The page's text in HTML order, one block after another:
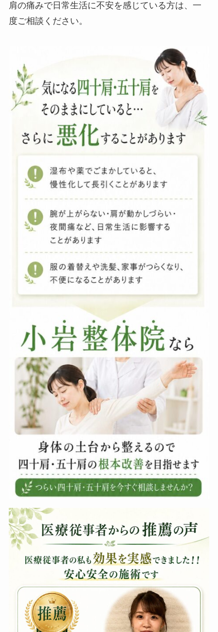
肩の痛みで日常生活に不安を感じている方は、一
度ご相談ください。